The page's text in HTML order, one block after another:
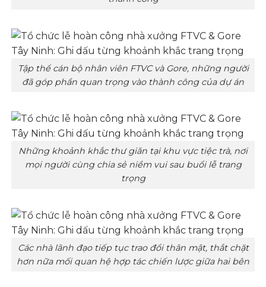
Tập thể cán bộ nhân viên FTVC và Gore, những người
đã góp phần quan trọng vào thành công của dự án
Những khoảnh khắc thư giãn tại khu vực tiệc trà, nơi
mọi người cùng chia sẻ niềm vui sau buổi lễ trang
trọng
Các nhà lãnh đạo tiếp tục trao đổi thân mật, thắt chặt
hơn nữa mối quan hệ hợp tác chiến lược giữa hai bên